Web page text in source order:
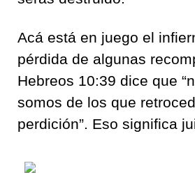
Acá está en juego el
pérdida de algunas
Hebreos 10:39 dice que
somos de los que
perdición”. Eso significa